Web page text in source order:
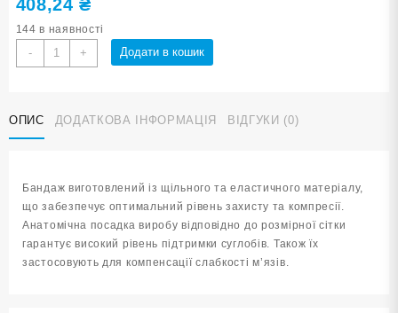
408,24₴
144 в наявності
-
Бандаж
ноги
L-
XL
L-
+ Додати в кошик
ОПИС ДОДАТКОВА ІНФОРМАЦІЯ ВІДГУКИ (0)
Бандаж виготовлений із щільного та еластичного матеріалу,
що забезпечує оптимальний рівень захисту та компресії.
Анатомічна посадка виробу відповідно до розмірної сітки
гарантує високий рівень підтримки суглобів. Також їх
застосовують для компенсації слабкості м’язів.